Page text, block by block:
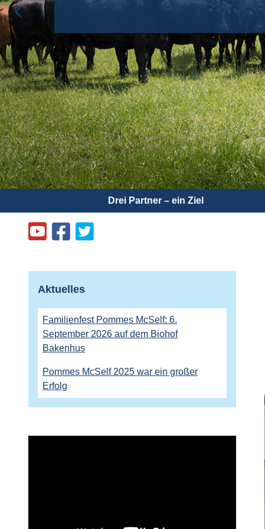
Drei Partner – ein Ziel
Aktuelles
Familienfest Pommes McSelf: 6.
September 2026 auf dem Biohof
Bakenhus
Pommes McSelf 2025 war ein großer
Erfolg